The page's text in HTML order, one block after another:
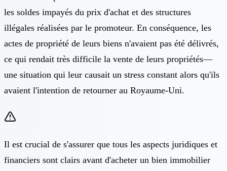
les soldes impayés du prix d'achat et des structures
illégales réalisées par le promoteur. En conséquence, les
actes de propriété de leurs biens n'avaient pas été délivrés,
ce qui rendait très difficile la vente de leurs propriétés—
une situation qui leur causait un stress constant alors qu'ils
avaient l'intention de retourner au Royaume-Uni.
Il est crucial de s'assurer que tous les aspects juridiques et
financiers sont clairs avant d'acheter un bien immobilier